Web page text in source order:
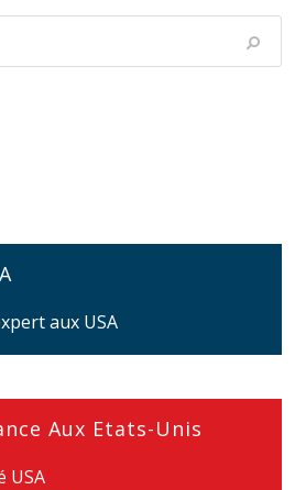
aux USA
Aux Etats-Unis
USA